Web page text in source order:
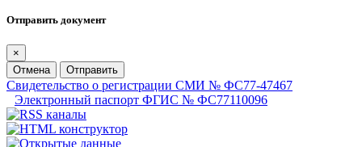
Отправить документ
×
Отмена
Отправить
Свидетельство о регистрации СМИ № ФС77-47467
Электронный паспорт ФГИС № ФС77110096